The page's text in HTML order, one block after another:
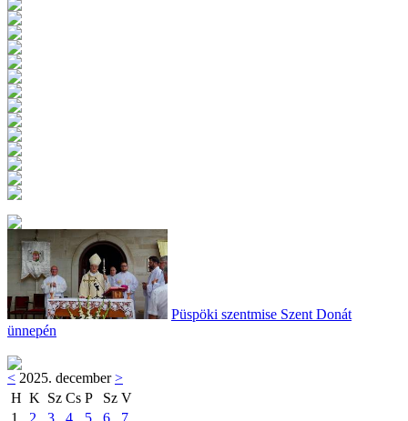
Püspöki szentmise Szent Donát
ünnepén
< 2025. december>
H K Sz Cs P Sz V
1
2 3 4 5 6
7